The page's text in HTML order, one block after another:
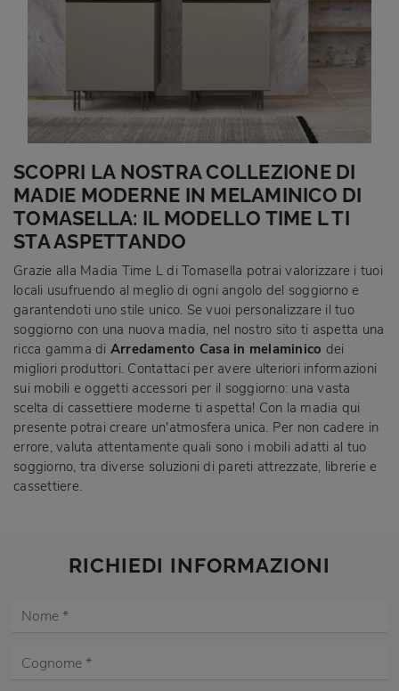
SCOPRI LA NOSTRA COLLEZIONE DI
MADIE MODERNE IN MELAMINICO DI
TOMASELLA: IL MODELLO TIME L TI
STA ASPETTANDO
Grazie alla Madia Time L di Tomasella potrai valorizzare i tuoi
locali usufruendo al meglio di ogni angolo del soggiorno e
garantendoti uno stile unico. Se vuoi personalizzare il tuo
soggiorno con una nuova madia, nel nostro sito ti aspetta una
ricca gamma di Arredamento Casa in melaminico dei
migliori produttori. Contattaci per avere ulteriori informazioni
sui mobili e oggetti accessori per il soggiorno: una vasta
scelta di cassettiere moderne ti aspetta! Con la madia qui
presente potrai creare un'atmosfera unica. Per non cadere in
errore, valuta attentamente quali sono i mobili adatti al tuo
soggiorno, tra diverse soluzioni di pareti attrezzate, librerie e
cassettiere.
RICHIEDI INFORMAZIONI